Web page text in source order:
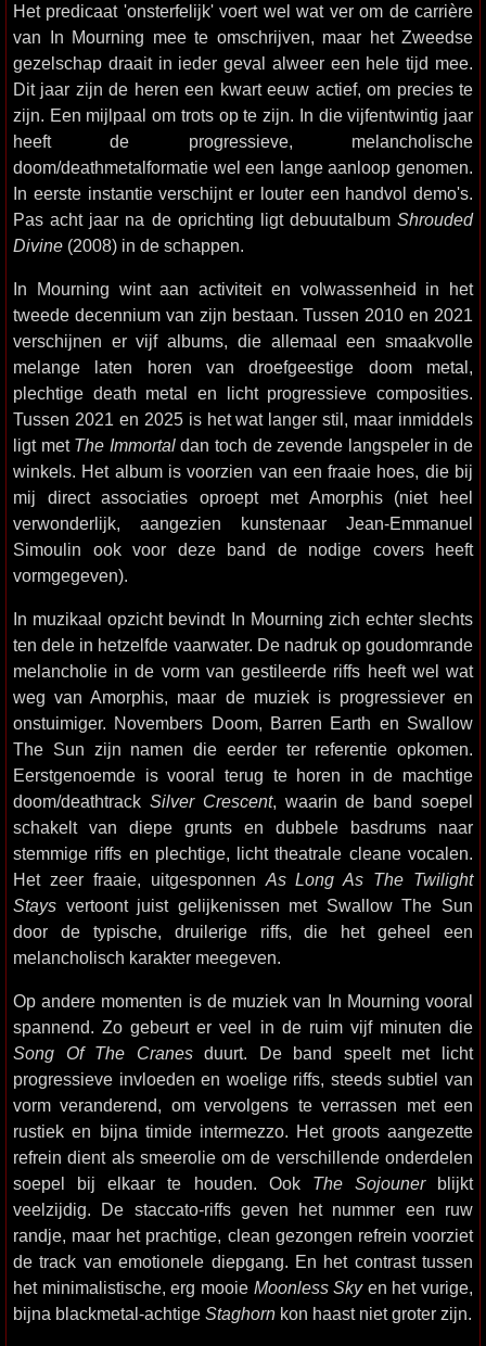
Het predicaat 'onsterfelijk' voert wel wat ver om de carrière
van In Mourning mee te omschrijven, maar het Zweedse
gezelschap draait in ieder geval alweer een hele tijd mee.
Dit jaar zijn de heren een kwart eeuw actief, om precies te
zijn. Een mijlpaal om trots op te zijn. In die vijfentwintig jaar
heeft de progressieve, melancholische
doom/deathmetalformatie wel een lange aanloop genomen.
In eerste instantie verschijnt er louter een handvol demo's.
Pas acht jaar na de oprichting ligt debuutalbum Shrouded
Divine (2008) in de schappen.
In Mourning wint aan activiteit en volwassenheid in het
tweede decennium van zijn bestaan. Tussen 2010 en 2021
verschijnen er vijf albums, die allemaal een smaakvolle
melange laten horen van droefgeestige doom metal,
plechtige death metal en licht progressieve composities.
Tussen 2021 en 2025 is het wat langer stil, maar inmiddels
ligt met The Immortaldan toch de zevende langspeler in de
winkels. Het album is voorzien van een fraaie hoes, die bij
mij direct associaties oproept met Amorphis (niet heel
verwonderlijk, aangezien kunstenaar Jean-Emmanuel
Simoulin ook voor deze band de nodige covers heeft
vormgegeven).
In muzikaal opzicht bevindt In Mourning zich echter slechts
ten dele in hetzelfde vaarwater. De nadruk op goudomrande
melancholie in de vorm van gestileerde riffs heeft wel wat
weg van Amorphis, maar de muziek is progressiever en
onstuimiger. Novembers Doom, Barren Earth en Swallow
The Sun zijn namen die eerder ter referentie opkomen.
Eerstgenoemde is vooral terug te horen in de machtige
doom/deathtrack Silver Crescent, waarin de band soepel
schakelt van diepe grunts en dubbele basdrums naar
stemmige riffs en plechtige, licht theatrale cleane vocalen.
Het zeer fraaie, uitgesponnen As Long As The Twilight
Stays vertoont juist gelijkenissen met Swallow The Sun
door de typische, druilerige riffs, die het geheel een
melancholisch karakter meegeven.
Op andere momenten is de muziek van In Mourning vooral
spannend. Zo gebeurt er veel in de ruim vijf minuten die
Song Of The Cranesduurt. De band speelt met licht
progressieve invloeden en woelige riffs, steeds subtiel van
vorm veranderend, om vervolgens te verrassen met een
rustiek en bijna timide intermezzo. Het groots aangezette
refrein dient als smeerolie om de verschillende onderdelen
soepel bij elkaar te houden. Ook The Sojounerblijkt
veelzijdig. De staccato-riffs geven het nummer een ruw
randje, maar het prachtige, clean gezongen refrein voorziet
de track van emotionele diepgang. En het contrast tussen
het minimalistische, erg mooie Moonless Skyen het vurige,
bijna blackmetal-achtige Staghorn kon haast niet groter zijn.